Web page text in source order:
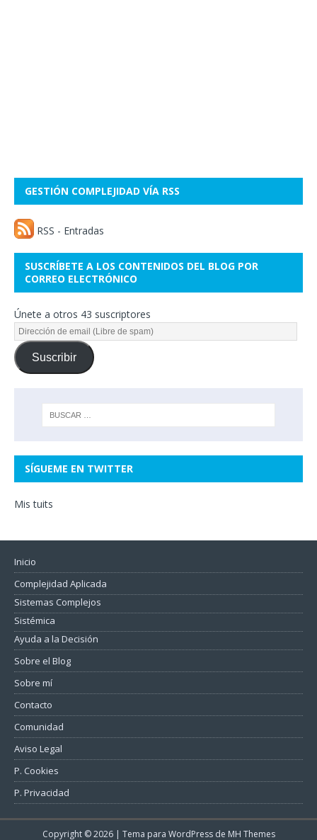
GESTIÓN COMPLEJIDAD VÍA RSS
RSS - Entradas
SUSCRÍBETE A LOS CONTENIDOS DEL BLOG POR
CORREO ELECTRÓNICO
Únete a otros 43 suscriptores
Suscribir
SÍGUEME EN TWITTER
Mis tuits
Inicio
Complejidad Aplicada
Sistemas Complejos
Sistémica
Ayuda a la Decisión
Sobre el Blog
Sobre mí
Contacto
Comunidad
Aviso Legal
P. Cookies
P. Privacidad
Copyright © 2026 | Tema para WordPress de MH Themes